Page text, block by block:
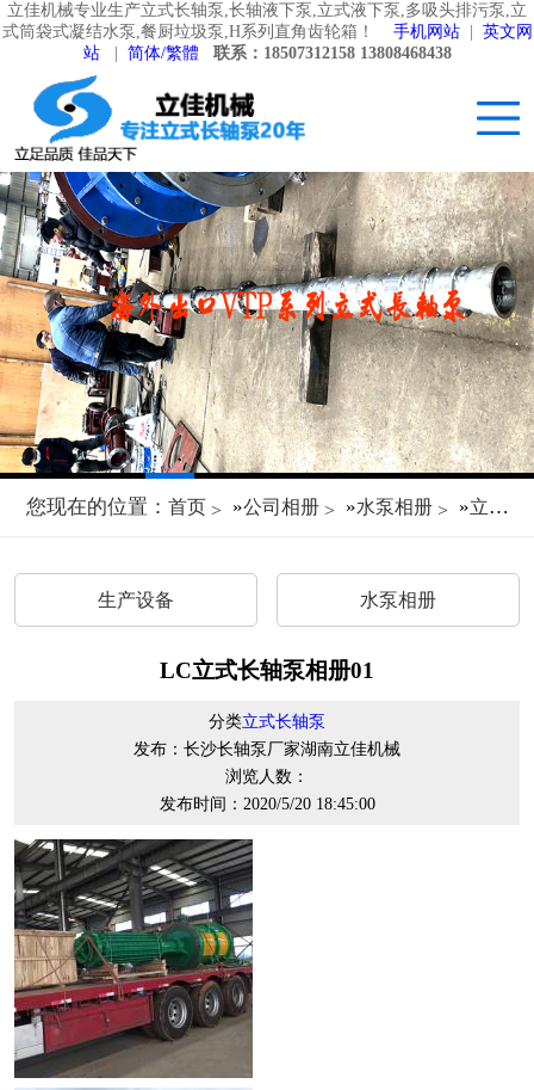
立佳机械专业生产立式长轴泵,长轴液下泵,立式液下泵,多吸头排污泵,立
式筒袋式凝结水泵,餐厨垃圾泵,H系列直角齿轮箱！ 手机网站| 英文网
站| 简体/繁體 联系：18507312158 13808468438
您现在的位置： 首页 »公司相册 »水泵相册 »立式长轴泵
生产设备 水泵相册
LC立式长轴泵相册01
分类立式长轴泵
发布：长沙长轴泵厂家湖南立佳机械
浏览人数：
发布时间：2020/5/20 18:45:00